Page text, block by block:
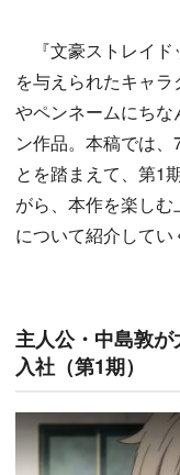
『文豪ストレイド
を与えられたキャ
やペンネームにち
ン作品。本稿では
とを踏まえて、第1
がら、本作を楽し
について紹介してい
主人公・中島敦
入社（第1期）